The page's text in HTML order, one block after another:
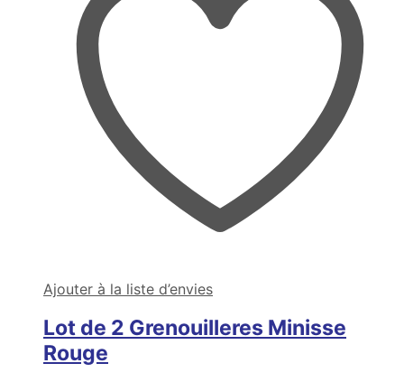
Ajouter à la liste d’envies
Lot de 2 Grenouilleres Minisse
Rouge